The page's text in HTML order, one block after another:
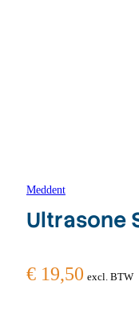
Meddent
Ultrasone
€ 19,50 excl. BTW